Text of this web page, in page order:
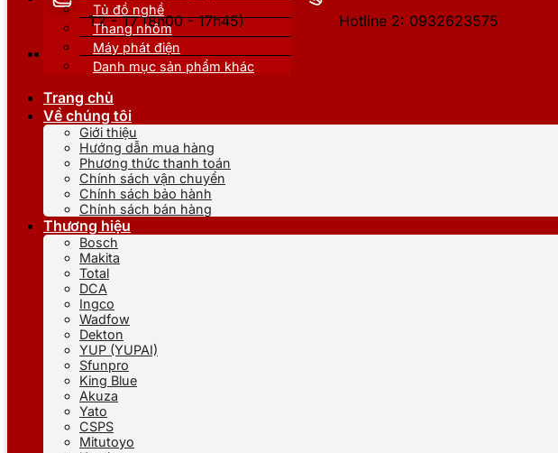
T2 - T7 (8h00 - 17h45)
Hotline 2: 0932623575
Tủ đồ nghề
Thang nhôm
Máy phát điện
Danh mục sản phẩm khác
Trang chủ
Về chúng tôi
Giới thiệu
Hướng dẫn mua hàng
Phương thức thanh toán
Chính sách vận chuyển
Chính sách bảo hành
Chính sách bán hàng
Thương hiệu
Bosch
Makita
Total
DCA
Ingco
Wadfow
Dekton
YUP (YUPAI)
Sfunpro
King Blue
Akuza
Yato
CSPS
Mitutoyo